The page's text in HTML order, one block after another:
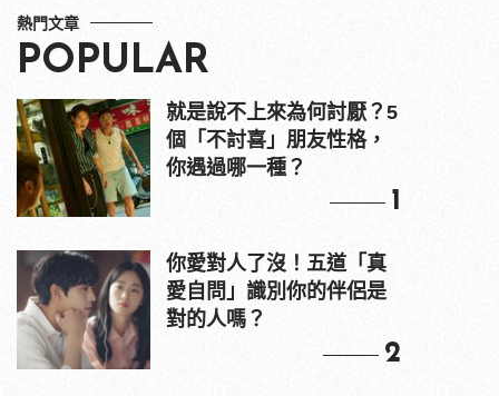
熱門文章
POPULAR
就是說不上來為何討厭？5
個「不討喜」朋友性格，
你遇過哪一種？
1
你愛對人了沒！五道「真
愛自問」識別你的伴侶是
對的人嗎？
2